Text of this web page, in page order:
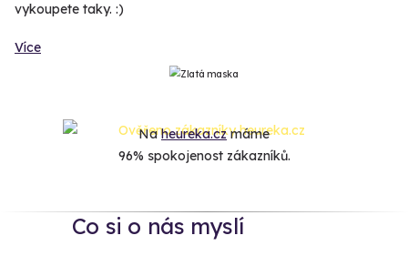
vykoupete taky. :)
Více
Naheureka.czmáme
96% spokojenost zákazníků.
Co si o nás myslí